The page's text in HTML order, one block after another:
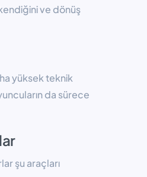
ve dönüş
yüksek teknik
da sürece
şu araçları